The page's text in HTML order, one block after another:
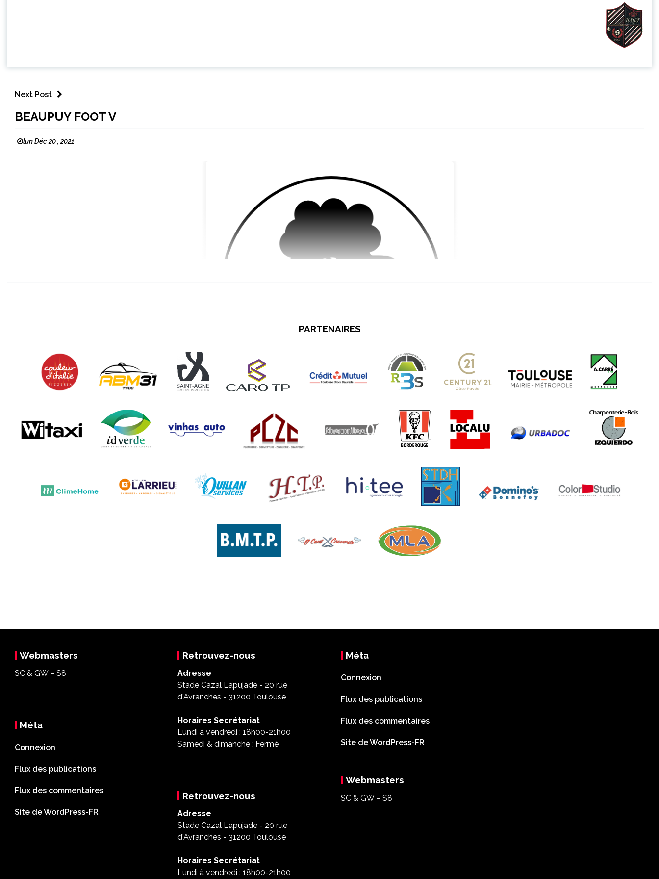
Next Post
BEAUPUY FOOT V
lun Déc 20 , 2021
PARTENAIRES
Webmasters
SC & GW – S8
Méta
Connexion
Flux des publications
Flux des commentaires
Site de WordPress-FR
Retrouvez-nous
Adresse
Stade Cazal Lapujade - 20 rue
d'Avranches - 31200 Toulouse
Horaires Secrétariat
Lundi à vendredi : 18h00-21h00
Samedi & dimanche : Fermé
Retrouvez-nous
Adresse
Stade Cazal Lapujade - 20 rue
d'Avranches - 31200 Toulouse
Horaires Secrétariat
Lundi à vendredi : 18h00-21h00
Méta
Connexion
Flux des publications
Flux des commentaires
Site de WordPress-FR
Webmasters
SC & GW – S8